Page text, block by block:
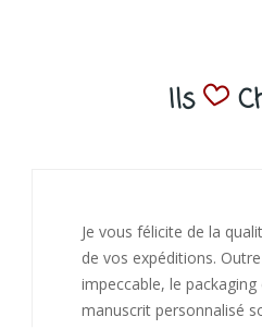
Ils
J’ai adoré
bienveillant et
de
continuation